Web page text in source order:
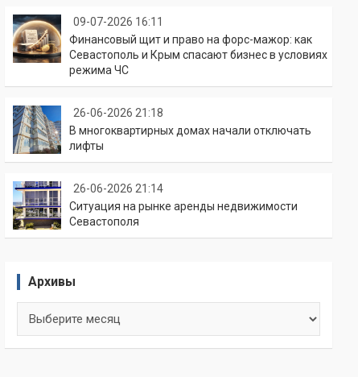
09-07-2026 16:11
Финансовый щит и право на форс-мажор: как
Севастополь и Крым спасают бизнес в условиях
режима ЧС
26-06-2026 21:18
В многоквартирных домах начали отключать
лифты
26-06-2026 21:14
Ситуация на рынке аренды недвижимости
Севастополя
Архивы